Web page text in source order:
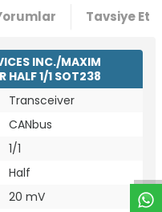
Tavsiye Et
INC./MAXIM
HALF 1/1 SOT238
Transceiver
CANbus
1/1
Half
20 mV